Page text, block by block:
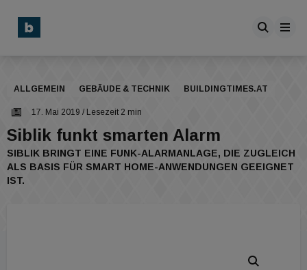
ALLGEMEIN GEBÄUDE & TECHNIK BUILDINGTIMES.AT
17. Mai 2019 / Lesezeit 2 min
Siblik funkt smarten Alarm
SIBLIK BRINGT EINE FUNK-ALARMANLAGE, DIE ZUGLEICH
ALS BASIS FÜR SMART HOME-ANWENDUNGEN GEEIGNET
IST.